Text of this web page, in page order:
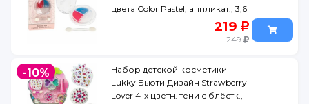
цвета Color Pastel, аппликат., 3,6 г
219
249
-10%
Набор детской косметики
Lukky Бьюти Дизайн Strawberry
Lover 4-х цветн. тени с блёстк.,